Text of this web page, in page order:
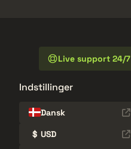
Live support 24/7
Indstillinger
Dansk
$ USD